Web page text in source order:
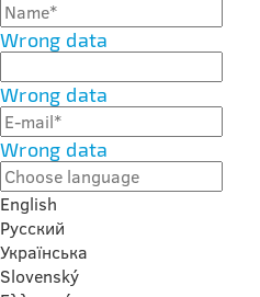
Wrong data
Wrong data
Wrong data
English
Русский
Українська
Slovenský